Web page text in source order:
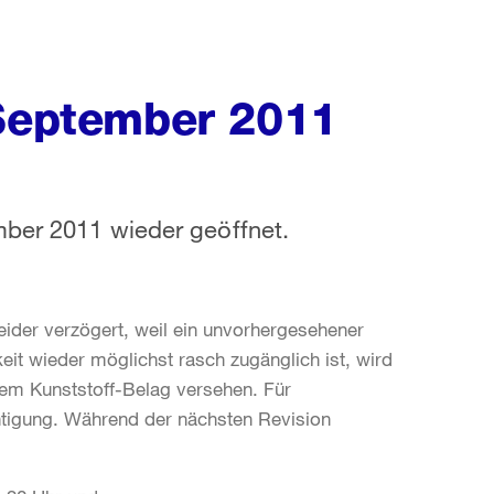
2011
2011 wieder geöffnet.
verzögert, weil ein unvorhergesehener
wieder möglichst rasch zugänglich ist, wird
Kunststoff-Belag versehen. Für
Während der nächsten Revision